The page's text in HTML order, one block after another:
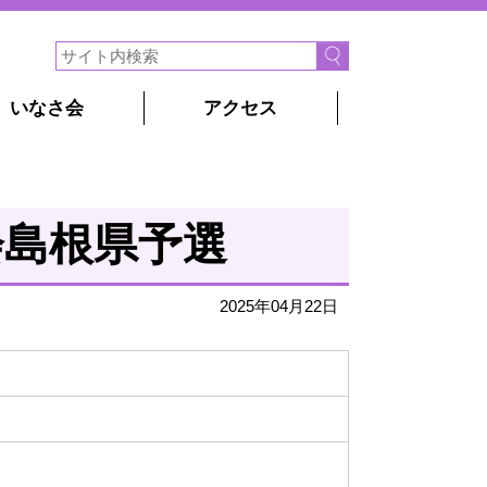
いなさ会 アクセス
根県予選
2025年04月22日